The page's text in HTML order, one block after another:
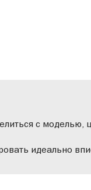
с моделью,
идеально